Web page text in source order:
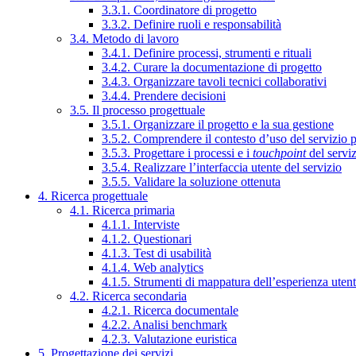
3.3.1. Coordinatore di progetto
3.3.2. Definire ruoli e responsabilità
3.4. Metodo di lavoro
3.4.1. Definire processi, strumenti e rituali
3.4.2. Curare la documentazione di progetto
3.4.3. Organizzare tavoli tecnici collaborativi
3.4.4. Prendere decisioni
3.5. Il processo progettuale
3.5.1. Organizzare il progetto e la sua gestione
3.5.2. Comprendere il contesto d’uso del servizio
3.5.3. Progettare i processi e i touchpointdel
3.5.4. Realizzare l’interfaccia utente del servizio
3.5.5. Validare la soluzione ottenuta
4. Ricerca progettuale
4.1. Ricerca primaria
4.1.1. Interviste
4.1.2. Questionari
4.1.3. Test di usabilità
4.1.4. Web analytics
4.1.5. Strumenti di mappatura dell’esperienza
4.2. Ricerca secondaria
4.2.1. Ricerca documentale
4.2.2. Analisi benchmark
4.2.3. Valutazione euristica
5. Progettazione dei servizi